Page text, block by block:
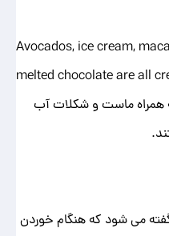
Avocados, ice cream,
melted chocolate are all
به همراه ماست و شکلات آب
می شود که هنگام خوردن